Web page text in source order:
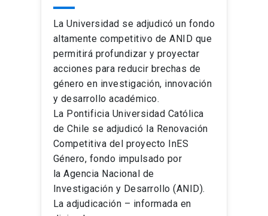
La Universidad se adjudicó un fondo
altamente competitivo de ANID que
permitirá profundizar y proyectar
acciones para reducir brechas de
género en investigación, innovación
y desarrollo académico.
La Pontificia Universidad Católica
de Chile se adjudicó la Renovación
Competitiva del proyecto InES
Género, fondo impulsado por
la Agencia Nacional de
Investigación y Desarrollo (ANID).
La adjudicación – informada en